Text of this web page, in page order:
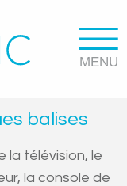
balises
la télévision, le
la console de